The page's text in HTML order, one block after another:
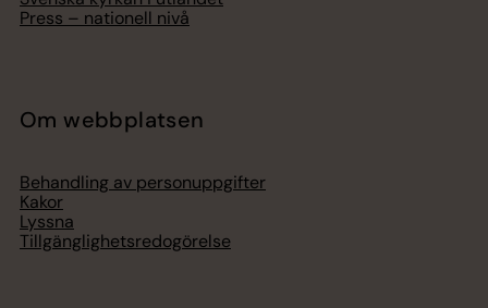
Press – nationell nivå
Om webbplatsen
Behandling av personuppgifter
Kakor
Lyssna
Tillgänglighetsredogörelse